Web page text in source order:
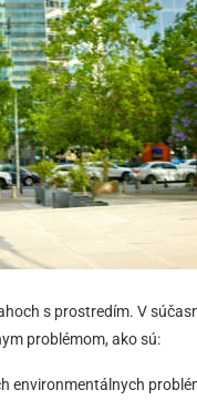
s prostredím. V
problémom, ako sú:
environmentálnych